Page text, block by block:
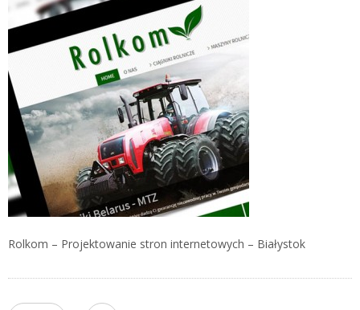
Rolkom – Projektowanie stron internetowych – Białystok